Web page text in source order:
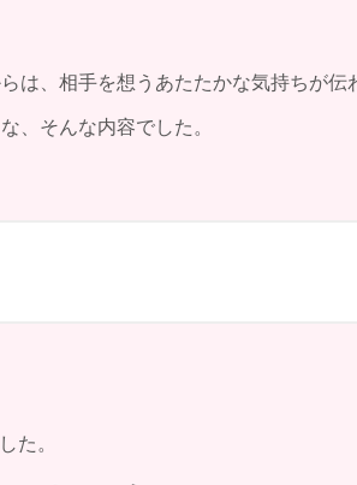
、相手を想うあたたかな気持ちが伝
、そんな内容でした。
た。